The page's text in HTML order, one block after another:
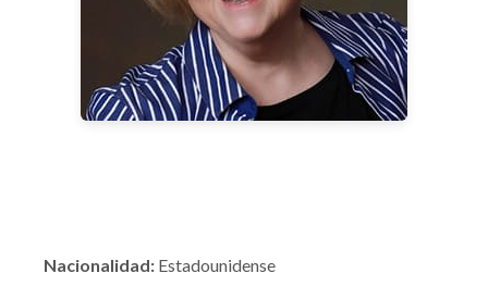
Nacionalidad: Estadounidense